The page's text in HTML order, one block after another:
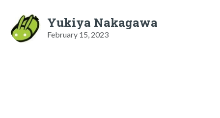
Yukiya Nakagawa
February 15, 2023